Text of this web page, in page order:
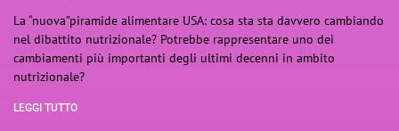
La “nuova”piramide alimentare USA: cosa sta sta davvero cambiando
nel dibattito nutrizionale? Potrebbe rappresentare uno dei
cambiamenti più importanti degli ultimi decenni in ambito
nutrizionale?
LEGGI TUTTO